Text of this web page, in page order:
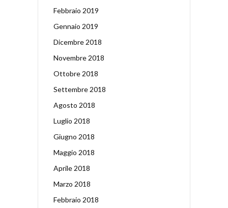
Febbraio 2019
Gennaio 2019
Dicembre 2018
Novembre 2018
Ottobre 2018
Settembre 2018
Agosto 2018
Luglio 2018
Giugno 2018
Maggio 2018
Aprile 2018
Marzo 2018
Febbraio 2018